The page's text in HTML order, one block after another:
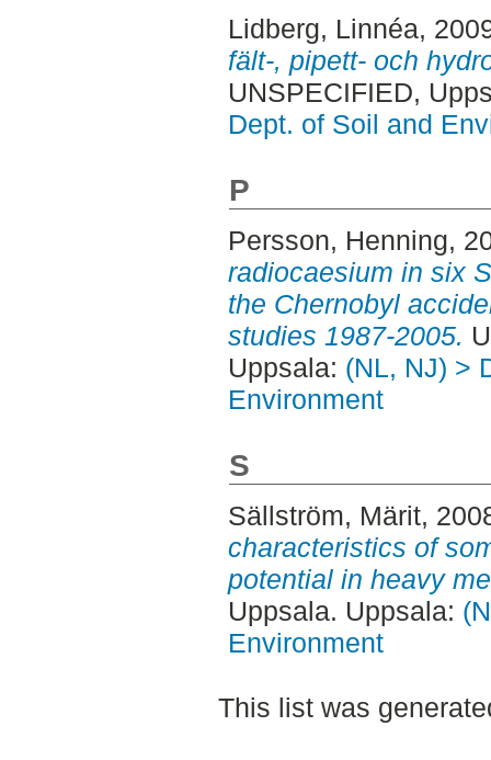
Lidberg, Linnéa,
fält-, pipett- och
UNSPECIFIED,
Dept. of Soil and
P
Persson, Henning,
radiocaesium in six
the Chernobyl
studies 1987-2005.
Uppsala: (NL, NJ) >
Environment
S
Sällström, Märit,
characteristics of
potential in heavy
Uppsala. Uppsala:
Environment
This list was